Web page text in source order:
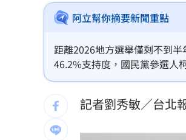
見放火翻垃圾找相機
中國藉颱風交管台海
獨／姜厚任新歡爆黑
56歲男星突宣布再
阿立幫你摘要新聞重點
距離2026地方選舉僅剩不到
46.2%支持度，國民黨參選人
不欣賞度高於欣賞度、不滿意
記者劉秀敏／台北